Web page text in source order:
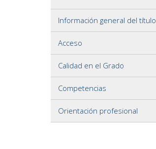
Información general del título
Acceso
Calidad en el Grado
Competencias
Orientación profesional